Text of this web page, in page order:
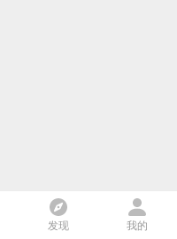
发现 我的